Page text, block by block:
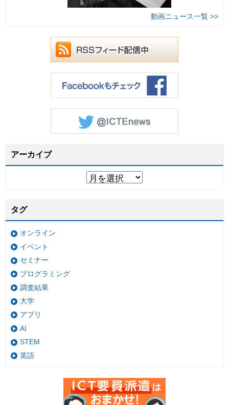
動画ニュース一覧 >>
アーカイブ
タグ
オンライン
イベント
セミナー
プログラミング
調査結果
大学
アプリ
AI
STEM
英語